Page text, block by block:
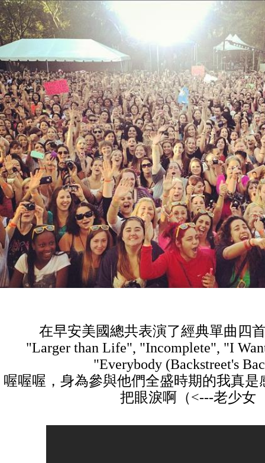
在早安美國總共表演了經典單曲四
"Larger than Life", "Incomplete", "I
"Everybody (Backstreet's
喔喔喔，身為參與他們全盛時期的我真是
把眼淚啊（<---老少女